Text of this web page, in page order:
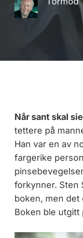
Når sant skal
tettere på
Han var en av
fargerike
forkynner. Sten
boken, men det
Boken ble utgitt